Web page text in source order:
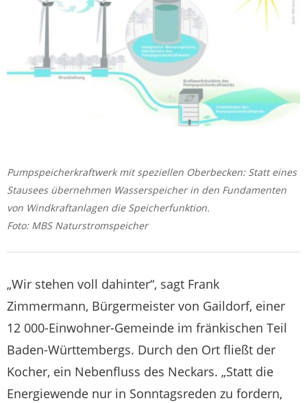
Pumpspeicherkraftwerk mit speziellen Oberbecken: Statt eines
Stausees übernehmen Wasserspeicher in den Fundamenten
von Windkraftanlagen die Speicherfunktion.
Foto: MBS Naturstromspeicher
„Wir stehen voll dahinter“, sagt Frank
Zimmermann, Bürgermeister von Gaildorf, einer
12 000-Einwohner-Gemeinde im fränkischen Teil
Baden-Württembergs. Durch den Ort fließt der
Kocher, ein Nebenfluss des Neckars. „Statt die
Energiewende nur in Sonntagsreden zu fordern,